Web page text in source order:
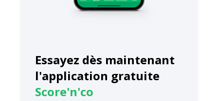
Essayez dès maintenant
l'application gratuite
Score'n'co